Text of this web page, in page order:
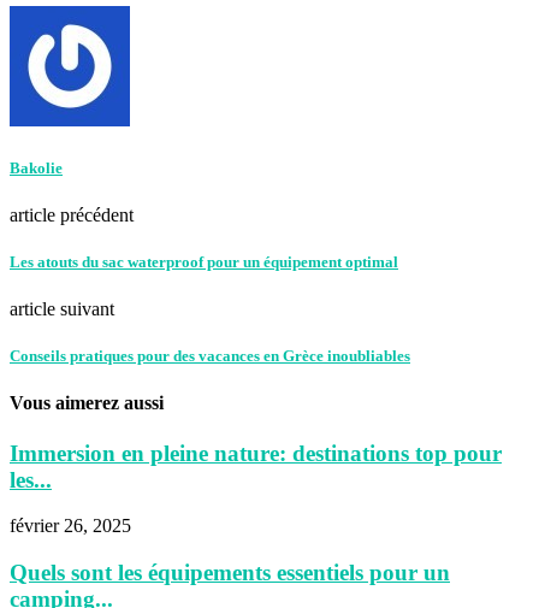
Bakolie
article précédent
Les atouts du sac waterproof pour un équipement optimal
article suivant
Conseils pratiques pour des vacances en Grèce inoubliables
Vous aimerez aussi
Immersion en pleine nature: destinations top pour
les...
février 26, 2025
Quels sont les équipements essentiels pour un
camping...